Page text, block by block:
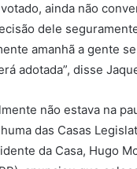
ainda não
dele
amanhã a gente
adotada”, disse
não estava na
das Casas
da Casa, Hugo